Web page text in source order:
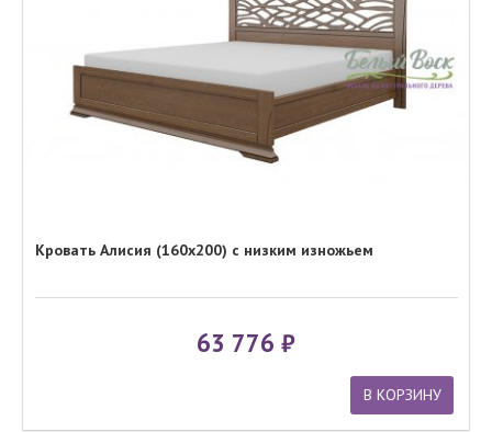
Кровать Алисия (160x200) с низким изножьем
63 776
В КОРЗИНУ